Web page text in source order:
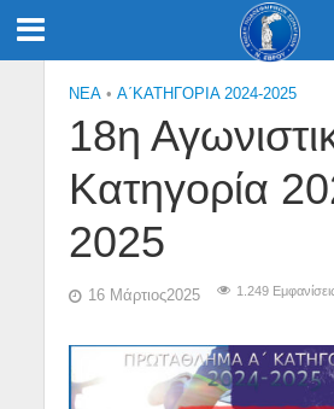
NEA • Α΄ΚΑΤΗΓΟΡΙΑ 2024-2025
18η
Κατηγορία
2025
16 Μάρτιος2025 1.249